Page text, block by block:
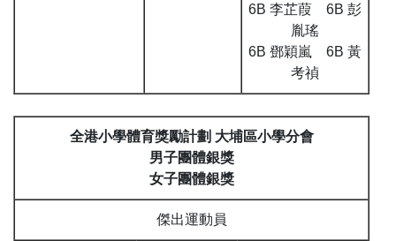
6B 李芷葭 6B 彭
胤瑤
6B 鄧穎嵐 6B 黃
考禎
全港小學體育獎勵計劃 大埔區小學分會
男子團體銀獎
女子團體銀獎
傑出運動員